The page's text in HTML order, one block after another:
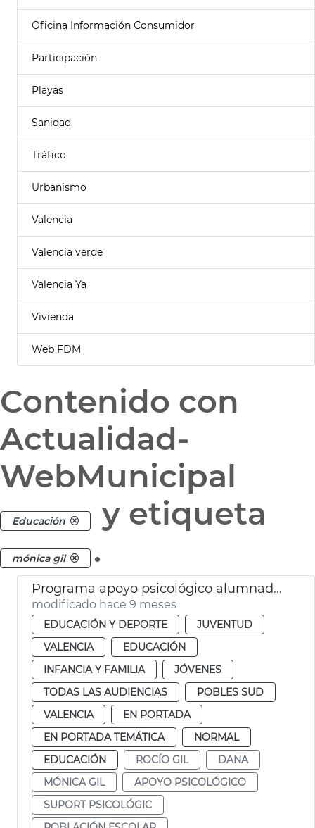
Oficina Información Consumidor
Participación
Playas
Sanidad
Tráfico
Urbanismo
Valencia
Valencia verde
Valencia Ya
Vivienda
Web FDM
Contenido con
Actualidad-
WebMunicipal
Educación y etiqueta
mónica gil .
Programa apoyo psicológico alumnado dana València
modificado hace 9 meses
EDUCACIÓN Y DEPORTE
JUVENTUD
VALENCIA
EDUCACIÓN
INFANCIA Y FAMILIA
JÓVENES
TODAS LAS AUDIENCIAS
POBLES SUD
VALENCIA
EN PORTADA
EN PORTADA TEMÁTICA
NORMAL
EDUCACIÓN
ROCÍO GIL
DANA
MÓNICA GIL
APOYO PSICOLÓGICO
SUPORT PSICOLÓGIC